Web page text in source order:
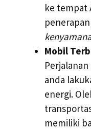
ke tempat
penerapan
Mobil
anda
energi.
memiliki